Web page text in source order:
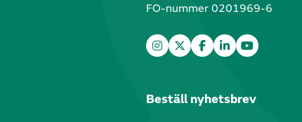
FO-nummer 0201969-6
Beställ nyhetsbrev